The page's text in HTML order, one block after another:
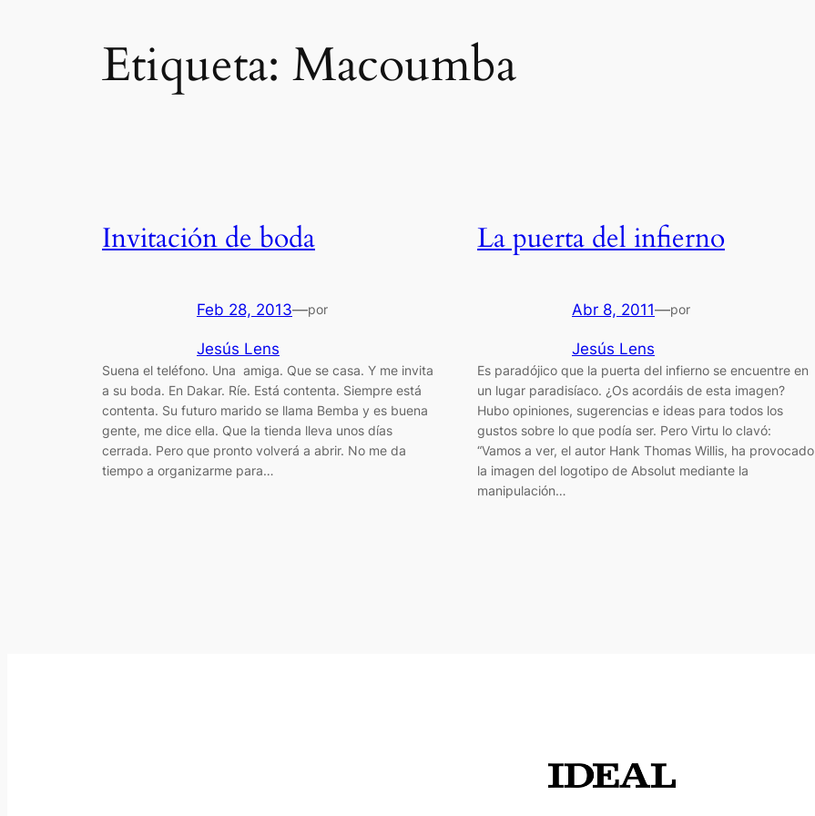
Etiqueta: Macoumba
Invitación de boda
Feb 28, 2013—por
Jesús Lens
Suena el teléfono. Una amiga. Que se casa. Y me invita
a su boda. En Dakar. Ríe. Está contenta. Siempre está
contenta. Su futuro marido se llama Bemba y es buena
gente, me dice ella. Que la tienda lleva unos días
cerrada. Pero que pronto volverá a abrir. No me da
tiempo a organizarme para…
La puerta del infierno
Abr 8, 2011—por
Jesús Lens
Es paradójico que la puerta del infierno se encuentre en
un lugar paradisíaco. ¿Os acordáis de esta imagen?
Hubo opiniones, sugerencias e ideas para todos los
gustos sobre lo que podía ser. Pero Virtu lo clavó:
“Vamos a ver, el autor Hank Thomas Willis, ha provocado
la imagen del logotipo de Absolut mediante la
manipulación…